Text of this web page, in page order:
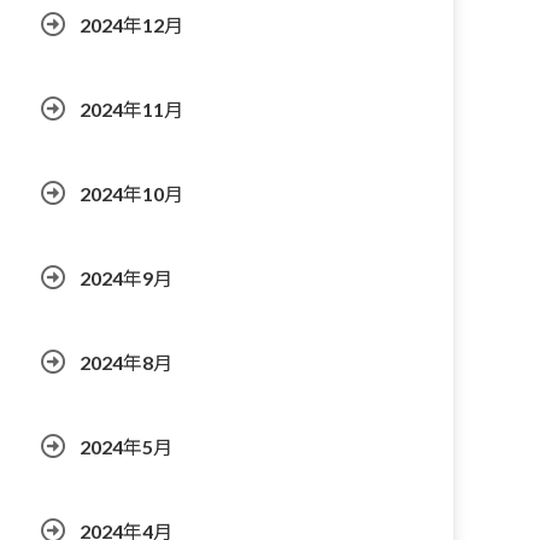
2024年12月
2024年11月
2024年10月
2024年9月
2024年8月
2024年5月
2024年4月